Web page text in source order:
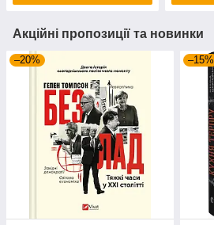
Акційні пропозиції та новинки
–20% –15%